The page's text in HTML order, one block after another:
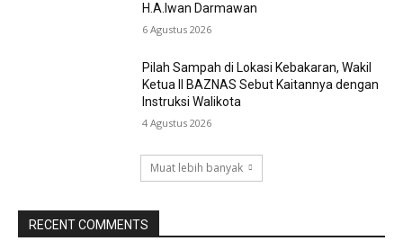
H.A.Iwan Darmawan
6 Agustus 2026
Pilah Sampah di Lokasi Kebakaran, Wakil
Ketua II BAZNAS Sebut Kaitannya dengan
Instruksi Walikota
4 Agustus 2026
Muat lebih banyak
RECENT COMMENTS